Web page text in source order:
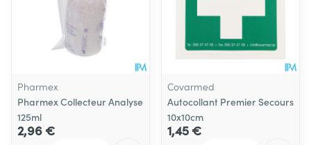
Pharmex
Pharmex Collecteur Analyse
125ml
2,96 €
Covarmed
Autocollant Premier Secours
10x10cm
1,45 €